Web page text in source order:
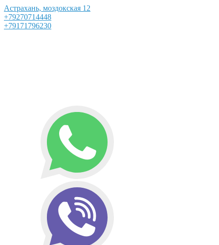
Астрахань, моздокская 12
+79270714448
+79171796230